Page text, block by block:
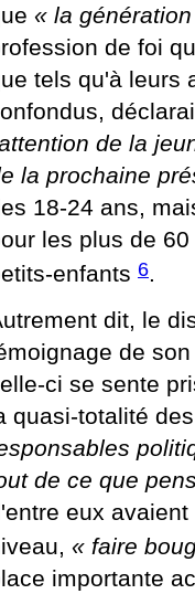
« la
de foi
tels qu'à leurs
de la
la prochaine
18-24 ans,
les plus de
enfants 6.
dit, le
de
ci se sente
quasi-totalité
de ce que
eux
« faire
importante